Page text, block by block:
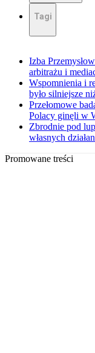
Tagi
Izba
arbitrażu i
Wspomnienia i
było silniejsze
Przełomowe
Polacy ginęli w
Zbrodnie pod
własnych
Promowane treści